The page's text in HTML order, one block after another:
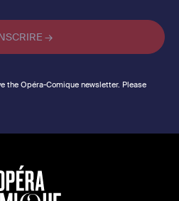
the Opéra-Comique newsletter. Please